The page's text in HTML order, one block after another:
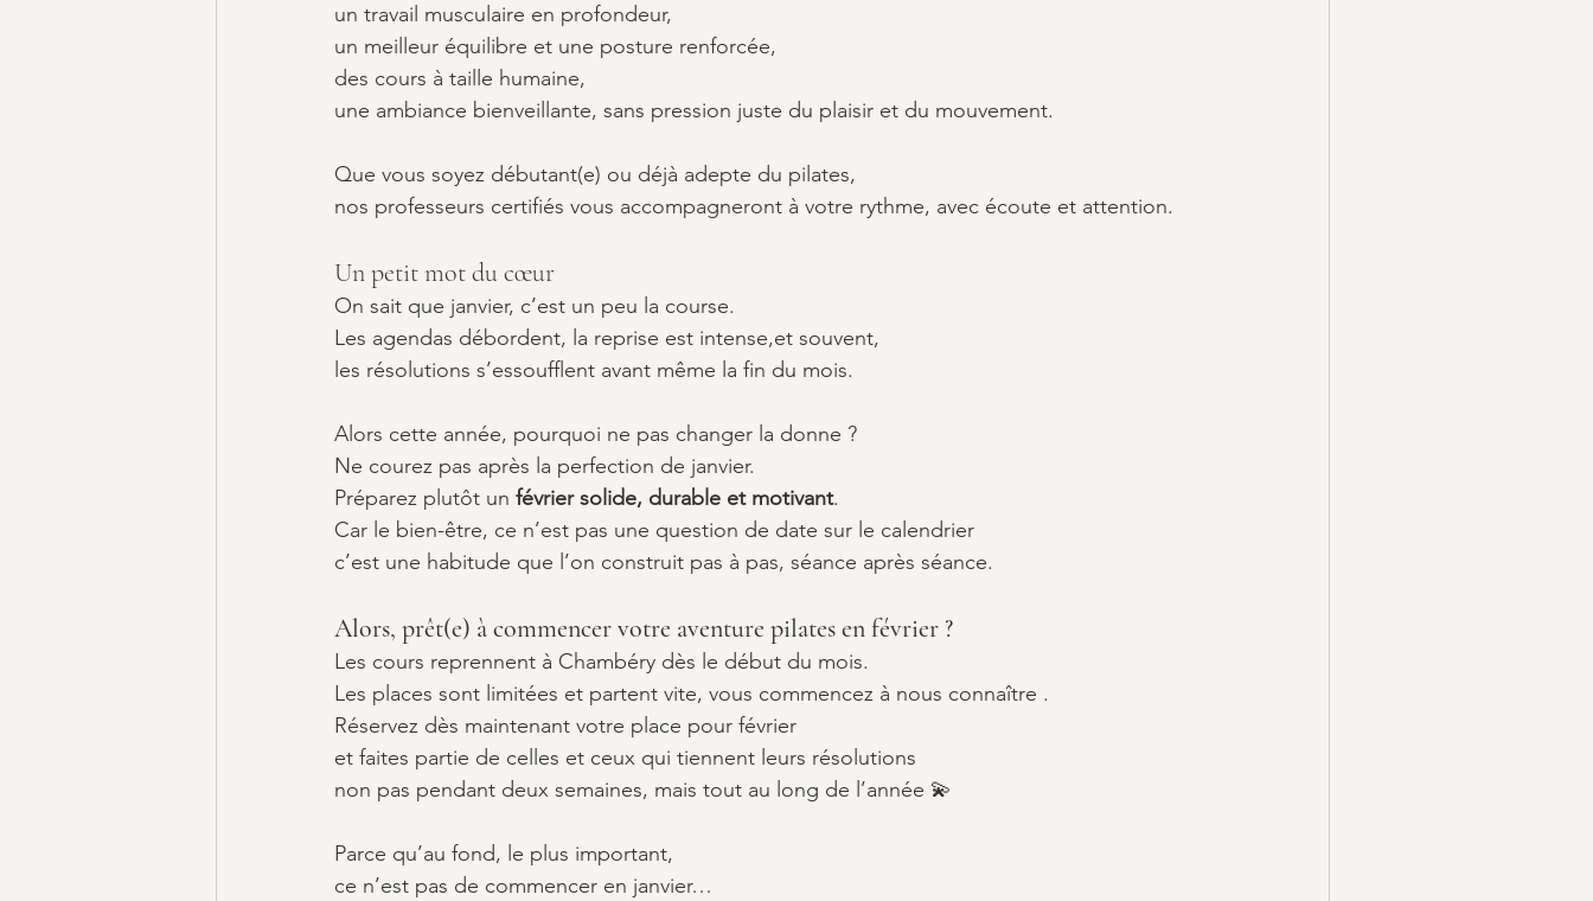
un travail musculaire en profondeur,
un meilleur équilibre et une posture renforcée,
des cours à taille humaine,
une ambiance bienveillante, sans pression juste du plaisir et du mouvement.
Que vous soyez débutant(e) ou déjà adepte du pilates,
nos professeurs certifiés vous accompagneront à votre rythme, avec écoute et attention.
Un petit mot du cœur
On sait que janvier, c’est un peu la course.
Les agendas débordent, la reprise est intense,et souvent,
les résolutions s’essoufflent avant même la fin du mois.
Alors cette année, pourquoi ne pas changer la donne ?
Ne courez pas après la perfection de janvier.
Préparez plutôt un février solide, durable et motivant.
Car le bien-être, ce n’est pas une question de date sur le calendrier
c’est une habitude que l’on construit pas à pas, séance après séance.
Alors, prêt(e) à commencer votre aventure pilates en février ?
Les cours reprennent à Chambéry dès le début du mois.
Les places sont limitées et partent vite, vous commencez à nous connaître .
Réservez dès maintenant votre place pour février
et faites partie de celles et ceux qui tiennent leurs résolutions
non pas pendant deux semaines, mais tout au long de l’année 💫
Parce qu’au fond, le plus important,
ce n’est pas de commencer en janvier…